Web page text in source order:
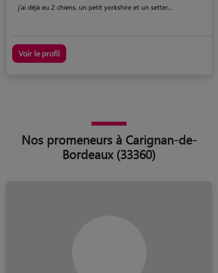
j'ai déjà eu 2 chiens, un petit yorkshire et un setter...
Voir le profil
Nos promeneurs à Carignan-de-
Bordeaux (33360)